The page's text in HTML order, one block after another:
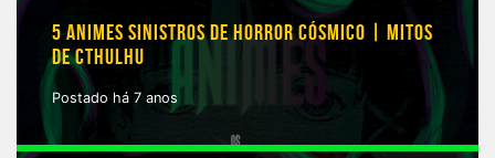
5 ANIMES SINISTROS DE HORROR CÓSMICO | MITOS
DE CTHULHU
Postado há 7 anos